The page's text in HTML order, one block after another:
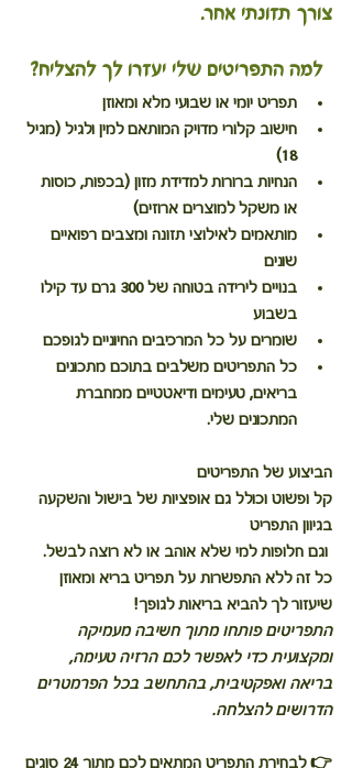
צורך תזונתי אחר.
למה התפריטים שלי יעזרו לך להצליח?
תפריט יומי או שבועי מלא ומאוזן
חישוב קלורי מדויק המותאם למין ולגיל (מגיל
18)
הנחיות ברורות למדידת מזון (בכפות, כוסות
או משקל למוצרים ארוזים)
מותאמים לאילוצי תזונה ומצבים רפואיים
שונים
בנויים לירידה בטוחה של 300 גרם עד קילו
בשבוע
שומרים על כל המרכיבים החיוניים לגופכם
כל התפריטים משלבים בתוכם מתכונים
בריאים, טעימים ודיאטטיים ממחברת
המתכונים שלי.
הביצוע של התפריטים
קל ופשוט וכולל גם אופציות של בישול והשקעה
בגיוון התפריט
וגם חלופות למי שלא אוהב או לא רוצה לבשל.
כל זה ללא התפשרות על תפריט בריא ומאוזן
שיעזור לך להביא בריאות לגופך!
התפריטים פותחו מתוך חשיבה מעמיקה
ומקצועית כדי לאפשר לכם הרזיה טעימה,
בריאה ואפקטיבית, בהתחשב בכל הפרמטרים
הדרושים להצלחה.
👉 לבחירת התפריט המתאים לכם מתוך 24 סוגים